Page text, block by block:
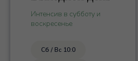
Интенсив в субботу и
воскресенье
Сб / Вс 10:0